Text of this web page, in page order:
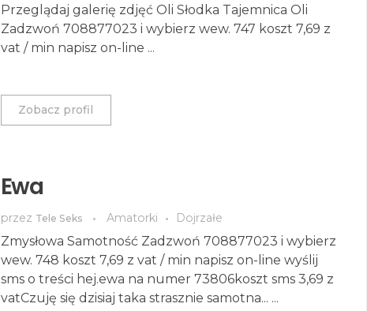
Przeglądaj galerię zdjęć Oli Słodka Tajemnica Oli
Zadzwoń 708877023 i wybierz wew. 747 koszt 7,69 z
vat / min napisz on-line ...
Zobacz profil
Ewa
przez Tele Seks Amatorki Dojrzałe
Zmysłowa Samotność Zadzwoń 708877023 i wybierz
wew. 748 koszt 7,69 z vat / min napisz on-line wyślij
sms o treści hej.ewa na numer 73806koszt sms 3,69 z
vatCzuję się dzisiaj taka strasznie samotna... ...